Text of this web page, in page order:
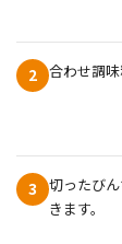
2 合わせ調味
3
切ったび
きます。